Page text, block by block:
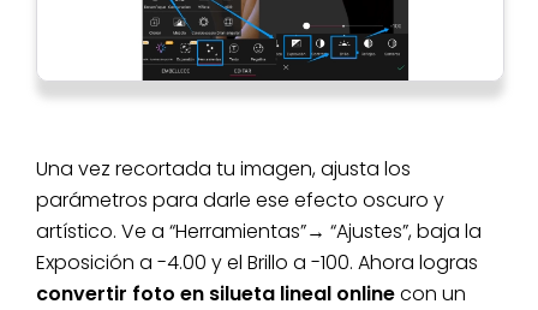
Una vez recortada tu imagen, ajusta los
parámetros para darle ese efecto oscuro y
artístico. Ve a “Herramientas”→ “Ajustes”, baja la
Exposición a -4.00 y el Brillo a -100. Ahora logras
convertir foto en silueta lineal onlinecon un